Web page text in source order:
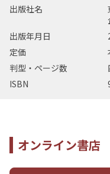
出版社名
出版年月日
定価
判型・ページ数
ISBN
オンライン書店